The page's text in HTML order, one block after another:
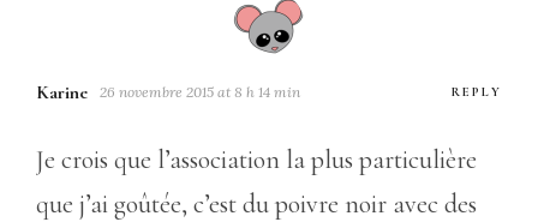
Karine 26 novembre 2015 at 8 h 14 min REPLY
Je crois que l’association la plus particulière
que j’ai goûtée, c’est du poivre noir avec des